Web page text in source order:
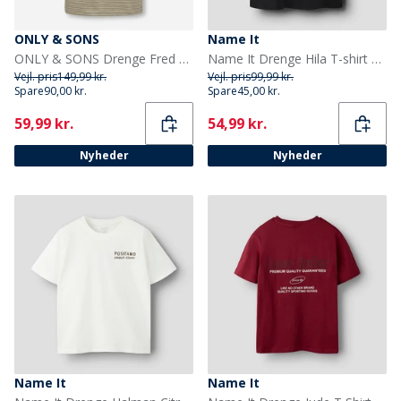
ONLY & SONS
ONLY & SONS Drenge Fred Liv T Shirt Desert Taupe
Vejl. pris149,99 kr.
Spare90,00 kr.
Current
59,99 kr.
Nyheder
Name It
Name It Drenge Hila T-shirt Sort
Vejl. pris99,99 kr.
Spare45,00 kr.
Current
54,99 kr.
Nyheder
Name It
Name It